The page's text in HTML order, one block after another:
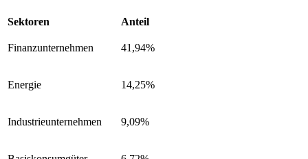
Sektoren Anteil
Finanzunternehmen 41,94%
Energie 14,25%
Industrieunternehmen 9,09%